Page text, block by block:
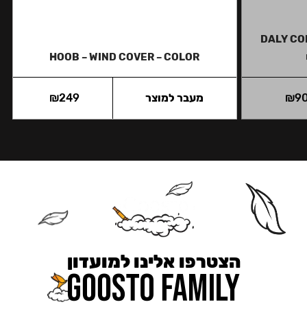
DALY
₪
HOOB – WIND COVER – COLOR
₪249 מעבר למוצר
הצטרפו אלינו למועדון